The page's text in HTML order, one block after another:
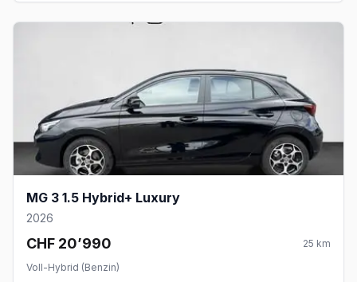
MG 3 1.5 Hybrid+ Luxury
2026
CHF 20’990 25 km
Voll-Hybrid (Benzin)